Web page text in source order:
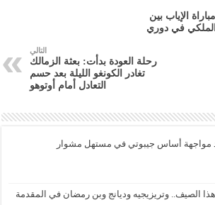
الإياب بين
في دوري
التالي
رحلة العودة بدأت: بعثة الزمالك
تغادر الكونغو الليلة بعد حسم
التعادل أمام أوتوهو
مواجهة أساس جيبوتي في مستهل مشوار